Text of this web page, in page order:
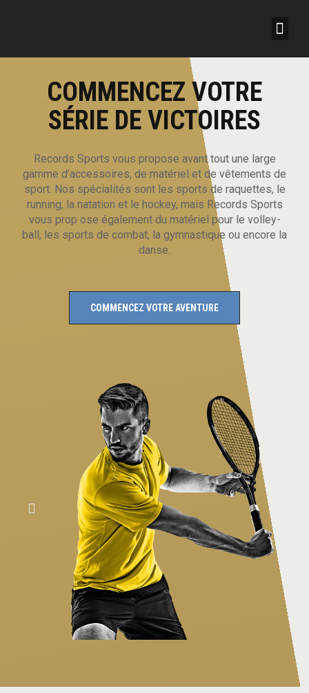
COMMENCEZ VOTRE
SÉRIE DE VICTOIRES
Records Sports vous propose avant tout une large
gamme d’accessoires, de matériel et de vêtements de
sport. Nos spécialités sont les sports de raquettes, le
running, la natation et le hockey, mais Records Sports
vous prop ose également du matériel pour le volley-
ball, les sports de combat, la gymnastique ou encore la
danse.
COMMENCEZ VOTRE AVENTURE